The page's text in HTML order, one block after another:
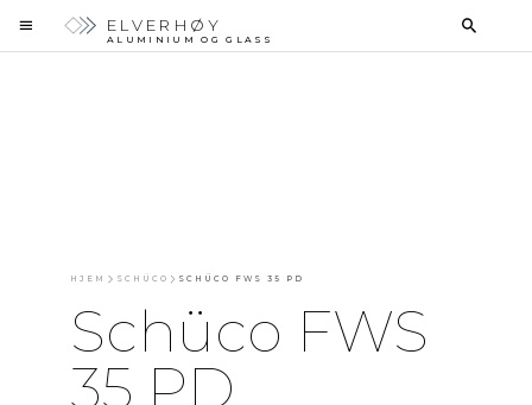
ELVERHØY
ALUMINIUM OG GLASS
HJEM SCHÜCO SCHÜCO FWS 35 PD
Schüco FWS
35 PD